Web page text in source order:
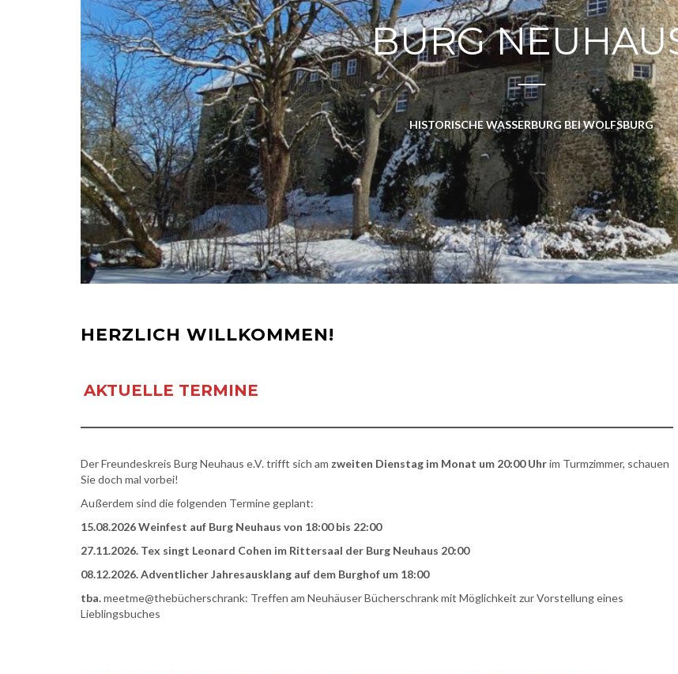
BURG
HISTORISCHE WASSERBURG BEI WOLFSBURG
HERZLICH WILLKOMMEN!
AKTUELLE TERMINE
Der Freundeskreis Burg Neuhaus e.V. trifft sich am zweiten Dienstag im Monat um 20:00 Uhrim Turmzimmer, schauen
Sie doch mal vorbei!
Außerdem sind die folgenden Termine geplant:
15.08.2026 Weinfest auf Burg Neuhaus von 18:00 bis 22:00
27.11.2026. Tex singt Leonard Cohen im Rittersaal der Burg Neuhaus 20:00
08.12.2026. Adventlicher Jahresausklang auf dem Burghof um 18:00
tba.meetme@thebücherschrank: Treffen am Neuhäuser Bücherschrank mit Möglichkeit zur Vorstellung eines
Lieblingsbuches